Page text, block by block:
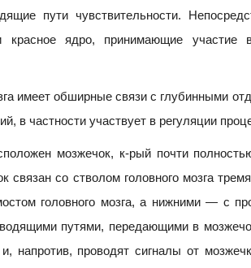
пути чувствительности.
красное ядро, принимающие участие
имеет обширные связи с глубинными
в частности участвует в регуляции
мозжечок, к-рый почти
связан со стволом головного мозга
головного мозга, а нижними — с
путями, передающими в
напротив, проводят сигналы от